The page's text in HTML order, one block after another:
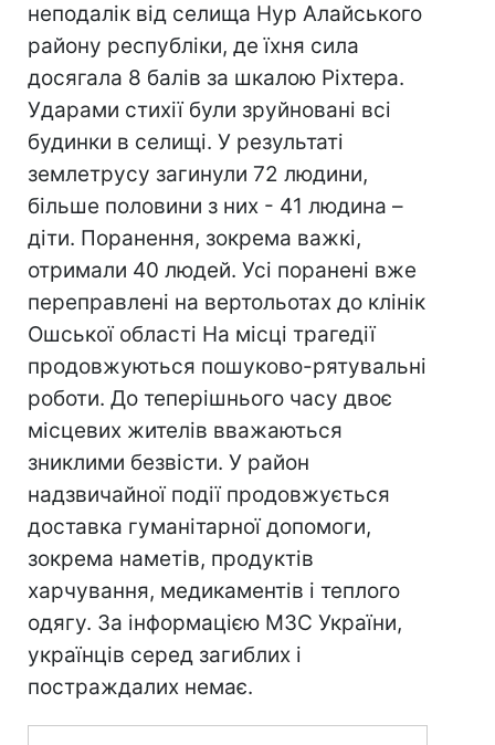
неподалік від селища Нур Алайського
району республіки, де їхня сила
досягала 8 балів за шкалою Ріхтера.
Ударами стихії були зруйновані всі
будинки в селищі. У результаті
землетрусу загинули 72 людини,
більше половини з них - 41 людина –
діти. Поранення, зокрема важкі,
отримали 40 людей. Усі поранені вже
переправлені на вертольотах до клінік
Ошської області На місці трагедії
продовжуються пошуково-рятувальні
роботи. До теперішнього часу двоє
місцевих жителів вважаються
зниклими безвісти. У район
надзвичайної події продовжується
доставка гуманітарної допомоги,
зокрема наметів, продуктів
харчування, медикаментів і теплого
одягу. За інформацією МЗС України,
українців серед загиблих і
постраждалих немає.